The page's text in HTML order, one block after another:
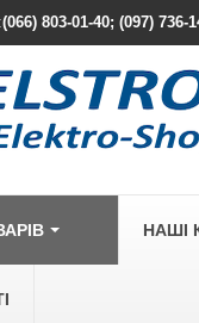
(066) 803-01-40; (097) 736-
НАШІ